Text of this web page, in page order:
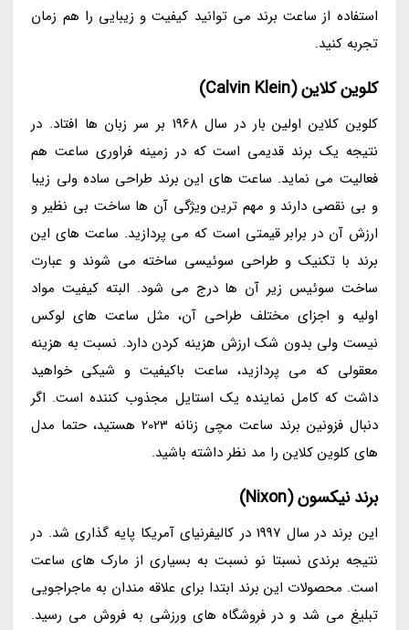
استفاده از ساعت برند می توانید کیفیت و زیبایی را هم زمان
تجربه کنید.
کلوین کلاین (Calvin Klein)
کلوین کلاین اولین بار در سال 1968 بر سر زبان ها افتاد. در
نتیجه یک برند قدیمی است که در زمینه فراوری ساعت هم
فعالیت می نماید. ساعت های این برند طراحی ساده ولی زیبا
و بی نقصی دارند و مهم ترین ویژگی آن ها ساخت بی نظیر و
ارزش آن در برابر قیمتی است که می پردازید. ساعت های این
برند با تکنیک و طراحی سوئیسی ساخته می شوند و عبارت
ساخت سوئیس زیر آن ها درج می شود. البته کیفیت مواد
اولیه و اجزای مختلف طراحی آن، مثل ساعت های لوکس
نیست ولی بدون شک ارزش هزینه کردن دارد. نسبت به هزینه
معقولی که می پردازید، ساعت باکیفیت و شیکی خواهید
داشت که کامل نماینده یک استایل مجذوب کننده است. اگر
دنبال فزونین برند ساعت مچی زنانه 2023 هستید، حتما مدل
های کلوین کلاین را مد نظر داشته باشید.
برند نیکسون (Nixon)
این برند در سال 1997 در کالیفرنیای آمریکا پایه گذاری شد. در
نتیجه برندی نسبتا نو نسبت به بسیاری از مارک های ساعت
است. محصولات این برند ابتدا برای علاقه مندان به ماجراجویی
تبلیغ می شد و در فروشگاه های ورزشی به فروش می رسید.